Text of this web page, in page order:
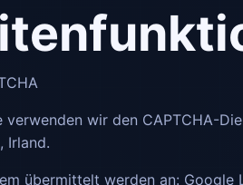
verwenden wir den CAPTCHA-
Irland.
übermittelt werden an: Google